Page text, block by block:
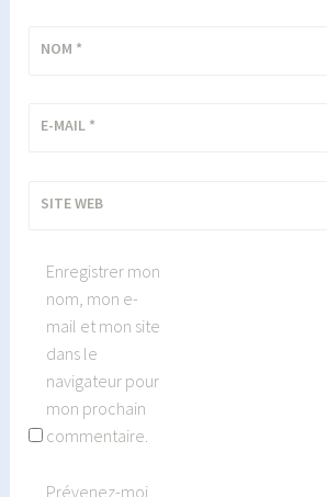
NOM *
E-MAIL *
SITE WEB
Enregistrer mon
nom, mon e-
mail et mon site
dans le
navigateur pour
mon prochain
commentaire.
Prévenez-moi